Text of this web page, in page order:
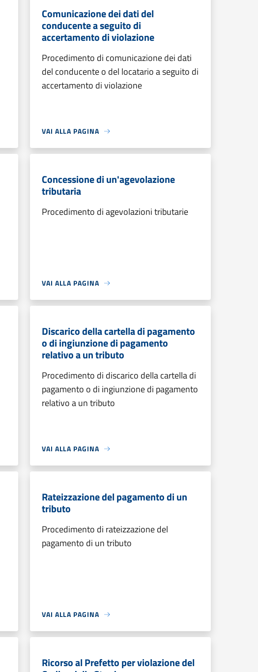
Comunicazione dei dati del
conducente a seguito di
accertamento di violazione
Procedimento di comunicazione dei dati
del conducente o del locatario a seguito di
accertamento di violazione
VAI ALLA PAGINA
Concessione di un'agevolazione
tributaria
Procedimento di agevolazioni tributarie
VAI ALLA PAGINA
Discarico della cartella di pagamento
o di ingiunzione di pagamento
relativo a un tributo
Procedimento di discarico della cartella di
pagamento o di ingiunzione di pagamento
relativo a un tributo
VAI ALLA PAGINA
Rateizzazione del pagamento di un
tributo
Procedimento di rateizzazione del
pagamento di un tributo
VAI ALLA PAGINA
Ricorso al Prefetto per violazione del